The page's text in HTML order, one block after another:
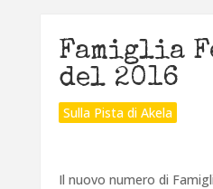
Famiglia
del 2016
Sulla Pista di Akela
Il nuovo numero di